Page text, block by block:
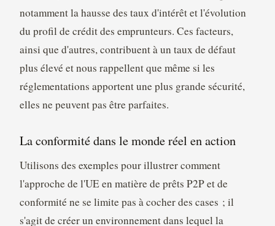
notamment la hausse des taux d'intérêt et l'évolution
du profil de crédit des emprunteurs. Ces facteurs,
ainsi que d'autres, contribuent à un taux de défaut
plus élevé et nous rappellent que même si les
réglementations apportent une plus grande sécurité,
elles ne peuvent pas être parfaites.
La conformité dans le monde réel en action
Utilisons des exemples pour illustrer comment
l'approche de l'UE en matière de prêts P2P et de
conformité ne se limite pas à cocher des cases ; il
s'agit de créer un environnement dans lequel la